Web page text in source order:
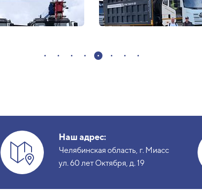
Наш адрес:
Челябинская область, г. Миасс
ул. 60 лет Октября, д. 19